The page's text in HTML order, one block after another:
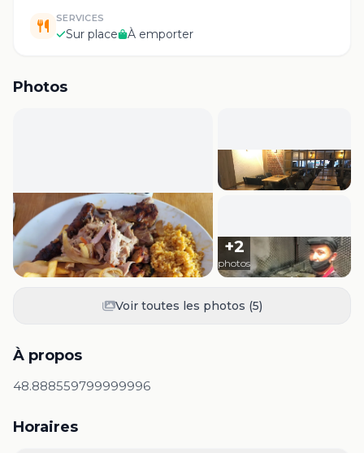
SERVICES
Sur place À emporter
Photos
+2
photos
Voir toutes les photos (5)
À propos
48.888559799999996
Horaires